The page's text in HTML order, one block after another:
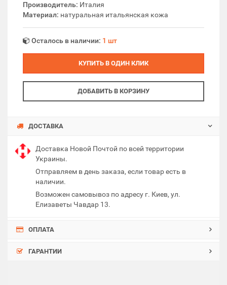
Производитель: Италия
Материал: натуральная итальянская кожа
Осталось в наличии: 1 шт
КУПИТЬ В ОДИН КЛИК
ДОБАВИТЬ В КОРЗИНУ
ДОСТАВКА
Доставка Новой Почтой по всей территории
Украины.
Отправляем в день заказа, если товар есть в
наличии.
Возможен самовывоз по адресу г. Киев, ул.
Елизаветы Чавдар 13.
ОПЛАТА
ГАРАНТИИ